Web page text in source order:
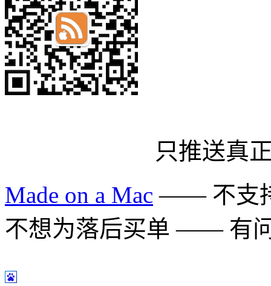
只推送真
Made on a Mac —— 不支
不想为落后买单 —— 有